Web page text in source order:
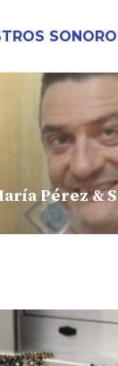
Pérez &